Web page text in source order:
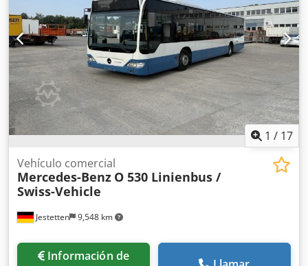
cabina del conductor, peso operativo:18,000 kg,
Equipamiento:aire acondicionado,
1 / 17
Jestetten 9,548 km
Vehículo comercial
Mercedes-Benz O 530 Linienbus /
Swiss-Vehicle
Información de